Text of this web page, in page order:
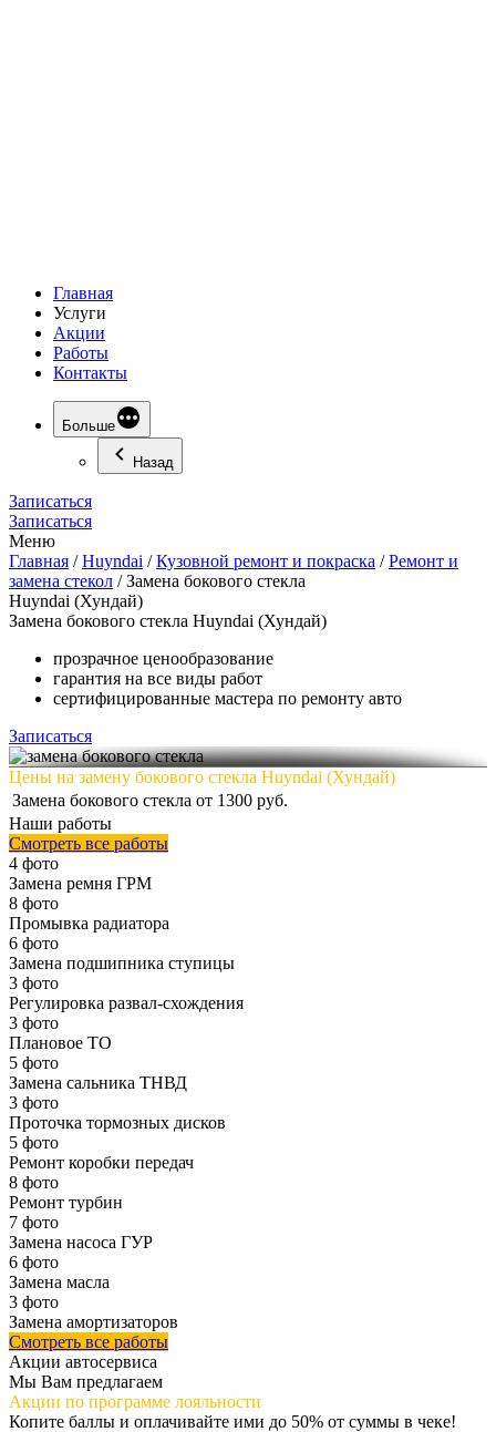
Главная
Услуги
Акции
Работы
Контакты
Больше
Назад
Записаться
Записаться
Меню
Главная /Huyndai /Кузовной ремонт и покраска /Ремонт и
замена стекол /Замена бокового стекла
Huyndai (Хундай)
Замена бокового стекла Huyndai (Хундай)
прозрачное ценообразование
гарантия на все виды работ
сертифицированные мастера по ремонту авто
Записаться
Цены на замену бокового стекла Huyndai (Хундай)
Замена бокового стекла от 1300 руб.
Наши работы
Смотреть все работы
4 фото
Замена ремня ГРМ
8 фото
Промывка радиатора
6 фото
Замена подшипника ступицы
3 фото
Регулировка развал-схождения
3 фото
Плановое ТО
5 фото
Замена сальника ТНВД
3 фото
Проточка тормозных дисков
5 фото
Ремонт коробки передач
8 фото
Ремонт турбин
7 фото
Замена насоса ГУР
6 фото
Замена масла
3 фото
Замена амортизаторов
Смотреть все работы
Акции автосервиса
Мы Вам предлагаем
Акции по программе лояльности
Копите баллы и оплачивайте ими до 50% от суммы в чеке!